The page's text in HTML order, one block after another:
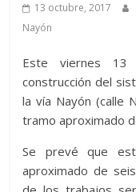
13 octubre, 2017
Nayón
Este viernes
construcción del
la vía Nayón (calle
tramo aproximado
Se prevé que
aproximado de